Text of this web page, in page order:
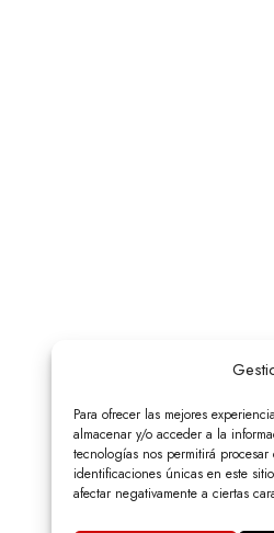
Para ofrecer las mejores
almacenar y/o acceder a la
tecnologías nos permitirá
identificaciones únicas en este
afectar negativamente a ciertas